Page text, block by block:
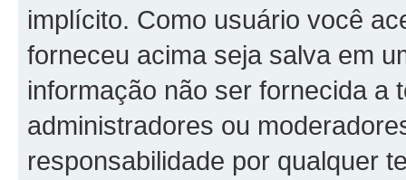
implícito. Como usuário você
forneceu acima seja salva em
informação não ser fornecida a
administradores ou
responsabilidade por qualquer